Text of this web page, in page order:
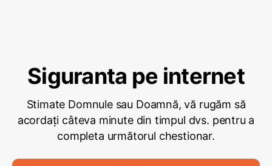
Siguranta pe internet
Stimate Domnule sau Doamnă, vă rugăm să
acordați câteva minute din timpul dvs. pentru a
completa următorul chestionar.